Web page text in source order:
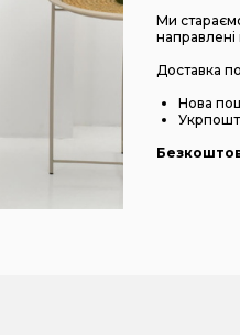
Ми
Доставка
Нова